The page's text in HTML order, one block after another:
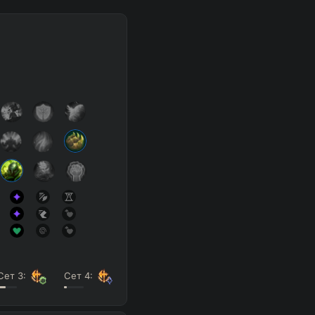
Waveclear
3: Сет 4: